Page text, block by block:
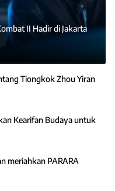
II Hadir di Jakarta
Tiongkok Zhou Yiran
Kearifan Budaya untuk
meriahkan PARARA